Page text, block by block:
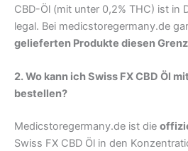
CBD-Öl (mit unter 0,2% THC) ist in
legal. Bei medicstoregermany.de
gelieferten Produkte diesen
2. Wo kann ich Swiss FX CBD Öl
bestellen?
Medicstoregermany.de ist die
Swiss FX CBD Öl in den